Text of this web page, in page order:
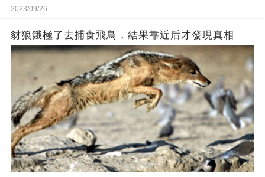
2023/09/26
豺狼餓極了去捕食飛鳥，結果靠近后才發現真相